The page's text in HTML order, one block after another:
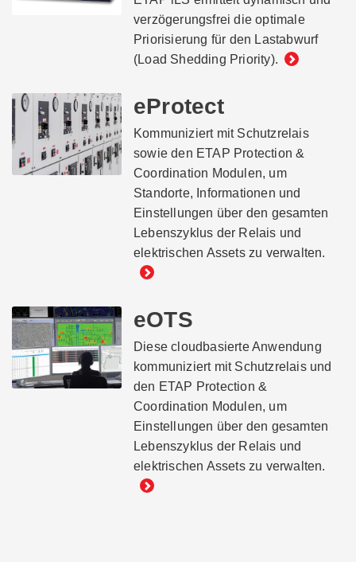
verzögerungsfrei die optimale
Priorisierung für den Lastabwurf
(Load Shedding Priority).
eProtect
Kommuniziert mit Schutzrelais
sowie den ETAP Protection &
Coordination Modulen, um
Standorte, Informationen und
Einstellungen über den gesamten
Lebenszyklus der Relais und
elektrischen Assets zu verwalten.
eOTS
Diese cloudbasierte Anwendung
kommuniziert mit Schutzrelais und
den ETAP Protection &
Coordination Modulen, um
Einstellungen über den gesamten
Lebenszyklus der Relais und
elektrischen Assets zu verwalten.